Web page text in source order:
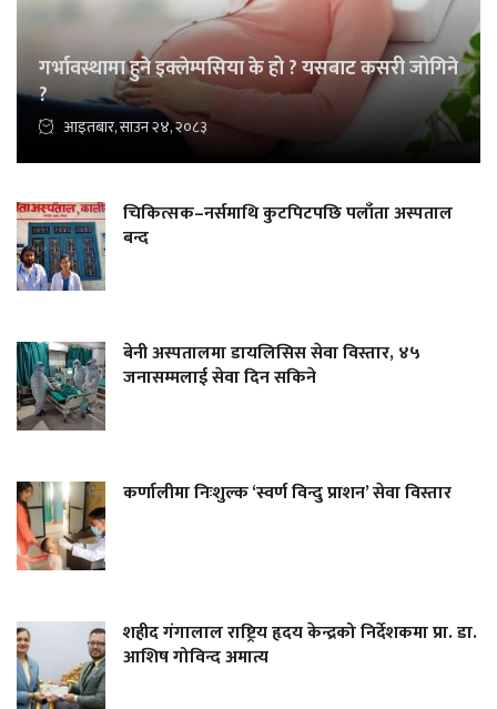
गर्भावस्थामा हुने इक्लेम्पसिया के हो ? यसबाट कसरी जोगिने
?
आइतबार, साउन २४, २०८३
चिकित्सक–नर्समाथि कुटपिटपछि पलाँता अस्पताल
बन्द
बेनी अस्पतालमा डायलिसिस सेवा विस्तार, ४५
जनासम्मलाई सेवा दिन सकिने
कर्णालीमा निःशुल्क ‘स्वर्ण विन्दु प्राशन’ सेवा विस्तार
शहीद गंगालाल राष्ट्रिय हृदय केन्द्रको निर्देशकमा प्रा. डा.
आशिष गोविन्द अमात्य